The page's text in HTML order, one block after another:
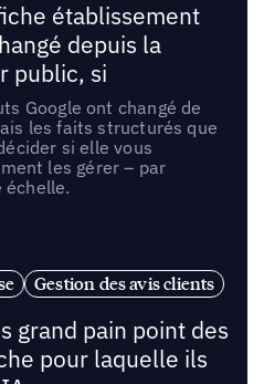
établissement
depuis la
public, si
Google ont changé de
les faits structurés que
si elle vous
les gérer – par
échelle.
Gestion des avis clients
grand pain point des
pour laquelle ils